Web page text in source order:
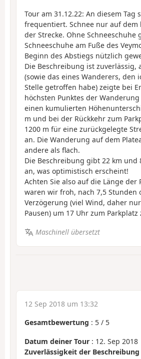
Tour am 31.12.22: An diesem Tag
frequentiert. Schnee nur auf dem
der Strecke. Ohne Schneeschuhe
Schneeschuhe am Fuße des
Beginn des Abstiegs nützlich
Die Beschreibung ist zuverlässig,
(sowie das eines Wanderers, den
Stelle getroffen habe) zeigte bei
höchsten Punktes der Wanderung
einen kumulierten
m und bei der Rückkehr zum
1200 m für eine zurückgelegte
an. Die Wanderung auf dem
andere als flach.
Die Beschreibung gibt 22 km und
an, was optimistisch erscheint!
Achten Sie also auf die Länge der
waren wir froh, nach 7,5 Stunden
Verzögerung (viel Wind, daher
Pausen) um 17 Uhr zum
Maschinell übersetzt
12 Sep 2018 um 13:32
Gesamtbewertung : 5 / 5
Datum deiner Tour : 12. Sep 2018
Zuverlässigkeit der Beschreibung